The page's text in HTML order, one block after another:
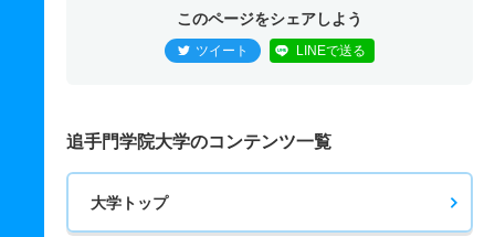
このページをシェアしよう
ツイート LINEで送る
追手門学院大学のコンテンツ一覧
大学トップ